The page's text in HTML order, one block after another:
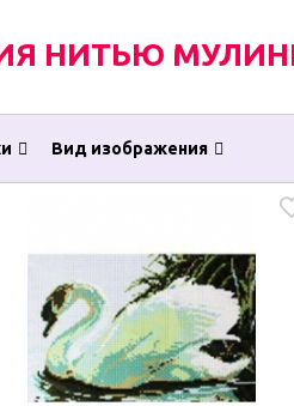
НИТЬЮ
Вид изображения